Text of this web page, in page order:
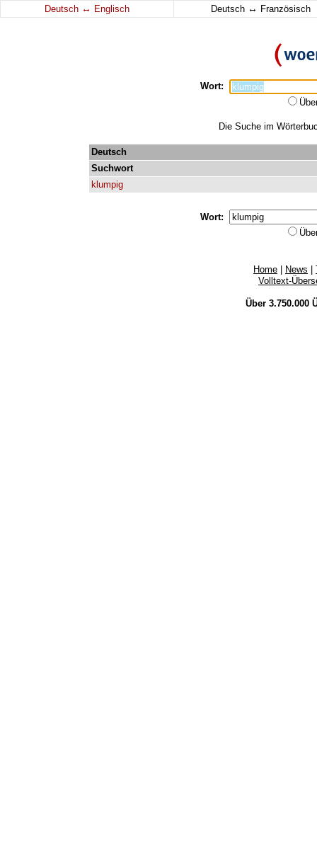
Deutsch ↔ Englisch Deutsch ↔ Französisch
Wort:
Die Suche im
Deutsch
Suchwort
klumpig
Wort:
Home News
Volltext-
Über 3.750.000